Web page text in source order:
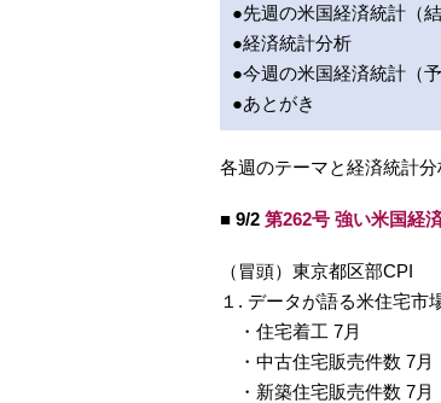
●先週の米国経済統計（結
●経済統計分析
●今週の米国経済統計（予
●あとがき
各週のテーマと経済統計分
■ 9/2 第262号 強い米国経
（冒頭）東京都区部CPI
１. データが語る米住宅市
・住宅着工 7月
・中古住宅販売件数 7月
・新築住宅販売件数 7月